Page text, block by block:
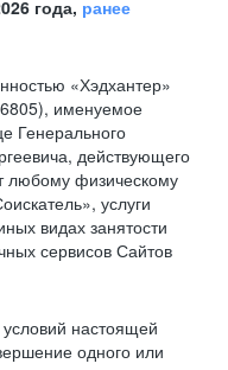
года, ранее
«Хэдхантер»
именуемое
Генерального
действующего
любому физическому
услуги
видах занятости
сервисов Сайтов
настоящей
одного или